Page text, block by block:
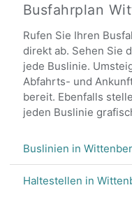
Busfahrplan
Rufen Sie Ihren
direkt ab. Sehen Sie
jede Buslinie.
Abfahrts- und
bereit. Ebenfalls
jeden Buslinie
Buslinien in
Haltestellen in